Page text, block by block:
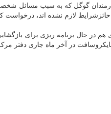
گوگل که به سبب مسائل شخصی
لازم نشده اند، درخواست
هم در حال برنامه ریزی برای
در آخر ماه جاری دفتر